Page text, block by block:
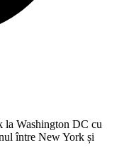
la Washington DC cu
între New York și